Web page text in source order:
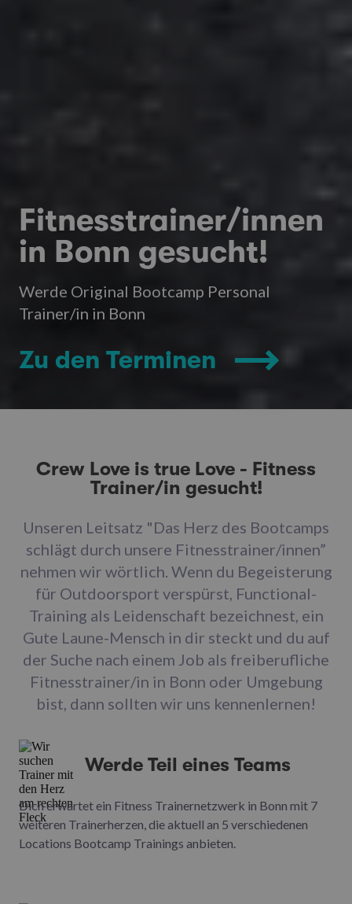
Fitnesstrainer/innen
in Bonn gesucht!
Werde Original Bootcamp Personal
Trainer/in in Bonn
Zu den Terminen
Crew Love is true Love - Fitness
Trainer/in gesucht!
Unseren Leitsatz "Das Herz des Bootcamps
schlägt durch unsere Fitnesstrainer/innen”
nehmen wir wörtlich. Wenn du Begeisterung
für Outdoorsport verspürst, Functional-
Training als Leidenschaft bezeichnest, ein
Gute Laune-Mensch in dir steckt und du auf
der Suche nach einem Job als freiberufliche
Fitnesstrainer/in in Bonn oder Umgebung
bist, dann sollten wir uns kennenlernen!
Werde Teil eines Teams
Dich erwartet ein Fitness Trainernetzwerk in Bonn mit 7
weiteren Trainerherzen, die aktuell an 5 verschiedenen
Locations Bootcamp Trainings anbieten.